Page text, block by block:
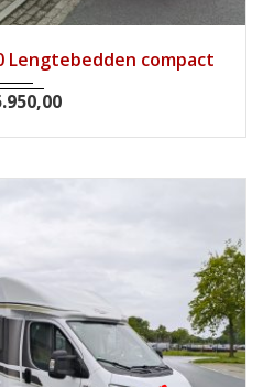
Lengtebedden compact